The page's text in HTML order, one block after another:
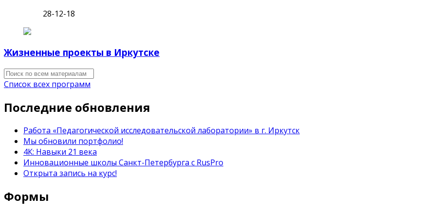
28-12-18
Жизненные проекты в Иркутске
Список всех программ
Последние обновления
Работа «Педагогической исследовательской лаборатории» в г. Иркутск
Мы обновили портфолио!
4К: Навыки 21 века
Инновационные школы Санкт-Петербурга с RusPro
Открыта запись на курс!
Формы